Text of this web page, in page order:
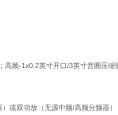
频-1x0.2英寸开口/3英寸音圈压
或双功放（无源中频/高频分频器）